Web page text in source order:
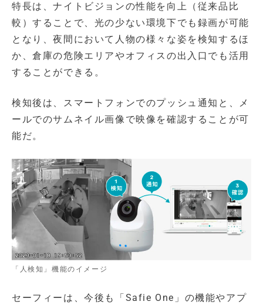
特長は、ナイトビジョンの性能を向上（従来品比
較）することで、光の少ない環境下でも録画が可能
となり、夜間において人物の様々な姿を検知するほ
か、倉庫の危険エリアやオフィスの出入口でも活用
することができる。
検知後は、スマートフォンでのプッシュ通知と、メ
ールでのサムネイル画像で映像を確認することが可
能だ。
「人検知」機能のイメージ
セーフィーは、今後も「Safie One」の機能やアプ